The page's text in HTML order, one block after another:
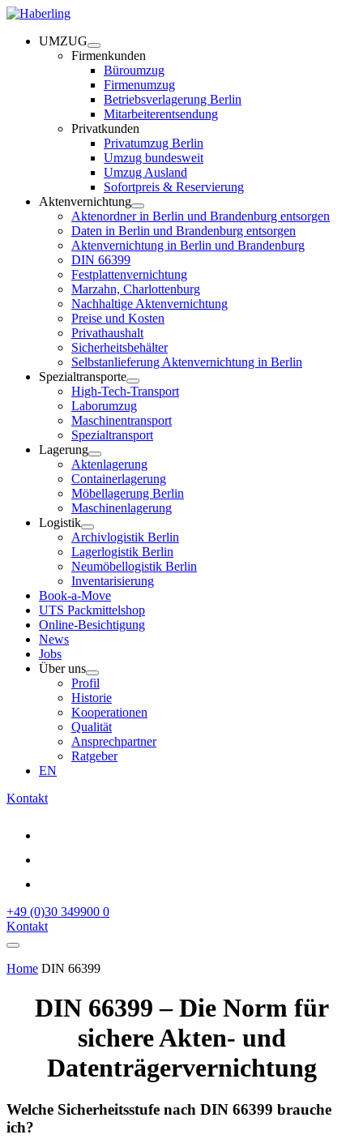
UMZUG
Firmenkunden
Büroumzug
Firmenumzug
Betriebsverlagerung Berlin
Mitarbeiterentsendung
Privatkunden
Privatumzug Berlin
Umzug bundesweit
Umzug Ausland
Sofortpreis & Reservierung
Aktenvernichtung
Aktenordner in Berlin und Brandenburg entsorgen
Daten in Berlin und Brandenburg entsorgen
Aktenvernichtung in Berlin und Brandenburg
DIN 66399
Festplattenvernichtung
Marzahn, Charlottenburg
Nachhaltige Aktenvernichtung
Preise und Kosten
Privathaushalt
Sicherheitsbehälter
Selbstanlieferung Aktenvernichtung in Berlin
Spezialtransporte
High-Tech-Transport
Laborumzug
Maschinentransport
Spezialtransport
Lagerung
Aktenlagerung
Containerlagerung
Möbellagerung Berlin
Maschinenlagerung
Logistik
Archivlogistik Berlin
Lagerlogistik Berlin
Neumöbellogistik Berlin
Inventarisierung
Book-a-Move
UTS Packmittelshop
Online-Besichtigung
News
Jobs
Über uns
Profil
Historie
Kooperationen
Qualität
Ansprechpartner
Ratgeber
EN
Kontakt
+49 (0)30 349900 0
Kontakt
Home DIN 66399
DIN 66399 – Die Norm für
sichere Akten- und
Datenträgervernichtung
Welche Sicherheitsstufe nach DIN 66399 brauche
ich?